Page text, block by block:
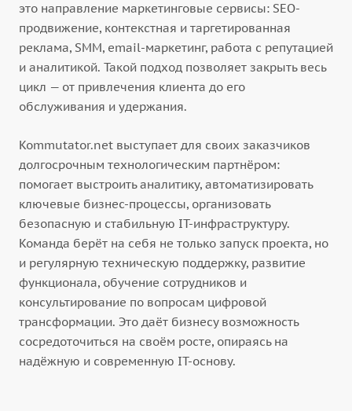
это направление маркетинговые сервисы: SEO-
продвижение, контекстная и таргетированная
реклама, SMM, email-маркетинг, работа с репутацией
и аналитикой. Такой подход позволяет закрыть весь
цикл — от привлечения клиента до его
обслуживания и удержания.
Kommutator.net выступает для своих заказчиков
долгосрочным технологическим партнёром:
помогает выстроить аналитику, автоматизировать
ключевые бизнес-процессы, организовать
безопасную и стабильную IT-инфраструктуру.
Команда берёт на себя не только запуск проекта, но
и регулярную техническую поддержку, развитие
функционала, обучение сотрудников и
консультирование по вопросам цифровой
трансформации. Это даёт бизнесу возможность
сосредоточиться на своём росте, опираясь на
надёжную и современную IT-основу.